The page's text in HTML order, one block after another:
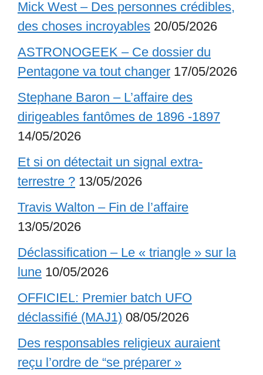
Mick West – Des personnes crédibles,
des choses incroyables 20/05/2026
ASTRONOGEEK – Ce dossier du
Pentagone va tout changer 17/05/2026
Stephane Baron – L’affaire des
dirigeables fantômes de 1896 -1897
14/05/2026
Et si on détectait un signal extra-
terrestre ? 13/05/2026
Travis Walton – Fin de l’affaire
13/05/2026
Déclassification – Le « triangle » sur la
lune 10/05/2026
OFFICIEL: Premier batch UFO
déclassifié (MAJ1) 08/05/2026
Des responsables religieux auraient
reçu l’ordre de “se préparer »